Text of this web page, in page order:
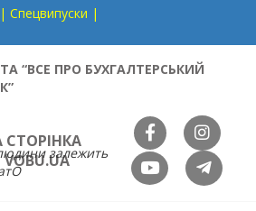
| Спецвипуски |
“ВСЕ ПРО БУХГАЛТЕРСЬКИЙ
залежить